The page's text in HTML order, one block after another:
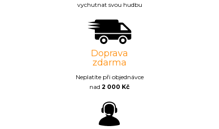
vychutnat svou hudbu
Doprava
zdarma
Neplatíte při objednávce
nad 2 000 Kč